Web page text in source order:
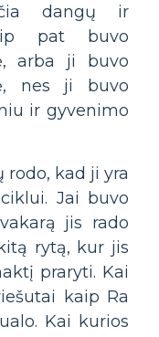
dangų ir
pat buvo
arba ji buvo
nes ji buvo
ir gyvenimo
kad ji yra
Jai buvo
jis rado
rytą, kur jis
praryti. Kai
kaip Ra
Kai kurios